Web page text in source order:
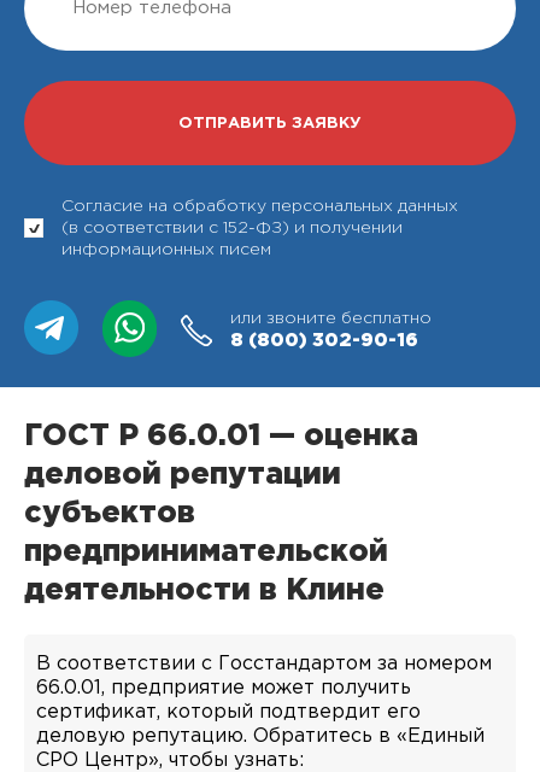
Согласие на обработку персональных данных
(в соответствии с 152-ФЗ) и получении
информационных писем
или звоните бесплатно
8 (800) 302-90-16
ГОСТ Р 66.0.01 — оценка
деловой репутации
субъектов
предпринимательской
деятельности в Клине
В соответствии с Госстандартом за номером
66.0.01, предприятие может получить
сертификат, который подтвердит его
деловую репутацию. Обратитесь в «Единый
СРО Центр», чтобы узнать: